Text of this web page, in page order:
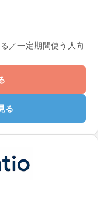
／一定期間使う人向
る